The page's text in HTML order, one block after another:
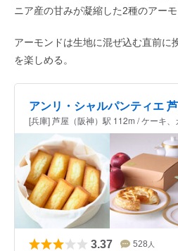
ニア産の甘みが凝縮した2種のアーモ
アーモンドは生地に混ぜ込む直前に
を楽しめる。
アンリ・シャルパンティエ
[兵庫] 芦屋（阪神）駅 112m / ケーキ、
3.37 528 人